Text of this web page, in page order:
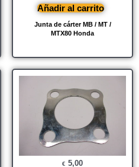
Junta de cárter MB / MT /
MTX80 Honda
Añadir al carrito
€ 5,00